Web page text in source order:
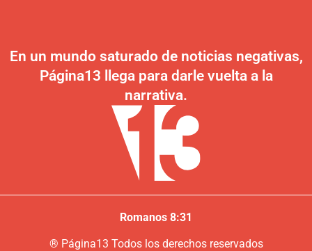
En un mundo saturado de noticias negativas,
Página13 llega para darle vuelta a la
narrativa.
Romanos 8:31
® Página13 Todos los derechos reservados